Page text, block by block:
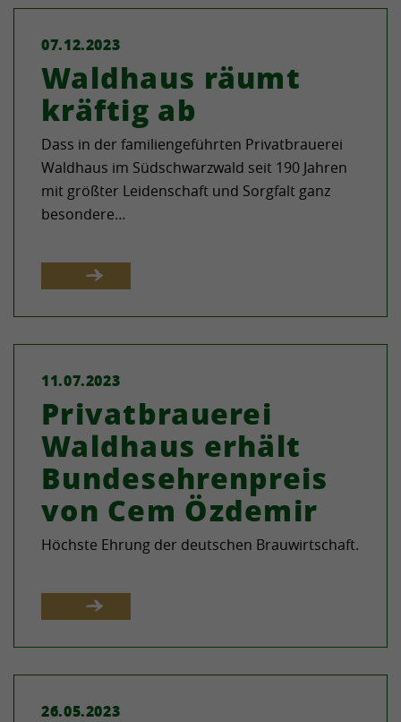
07.12.2023
Waldhaus räumt
kräftig ab
Dass in der familiengeführten Privatbrauerei
Waldhaus im Südschwarzwald seit 190 Jahren
mit größter Leidenschaft und Sorgfalt ganz
besondere…
11.07.2023
Privatbrauerei
Waldhaus erhält
Bundesehrenpreis
von Cem Özdemir
Höchste Ehrung der deutschen Brauwirtschaft.
26.05.2023